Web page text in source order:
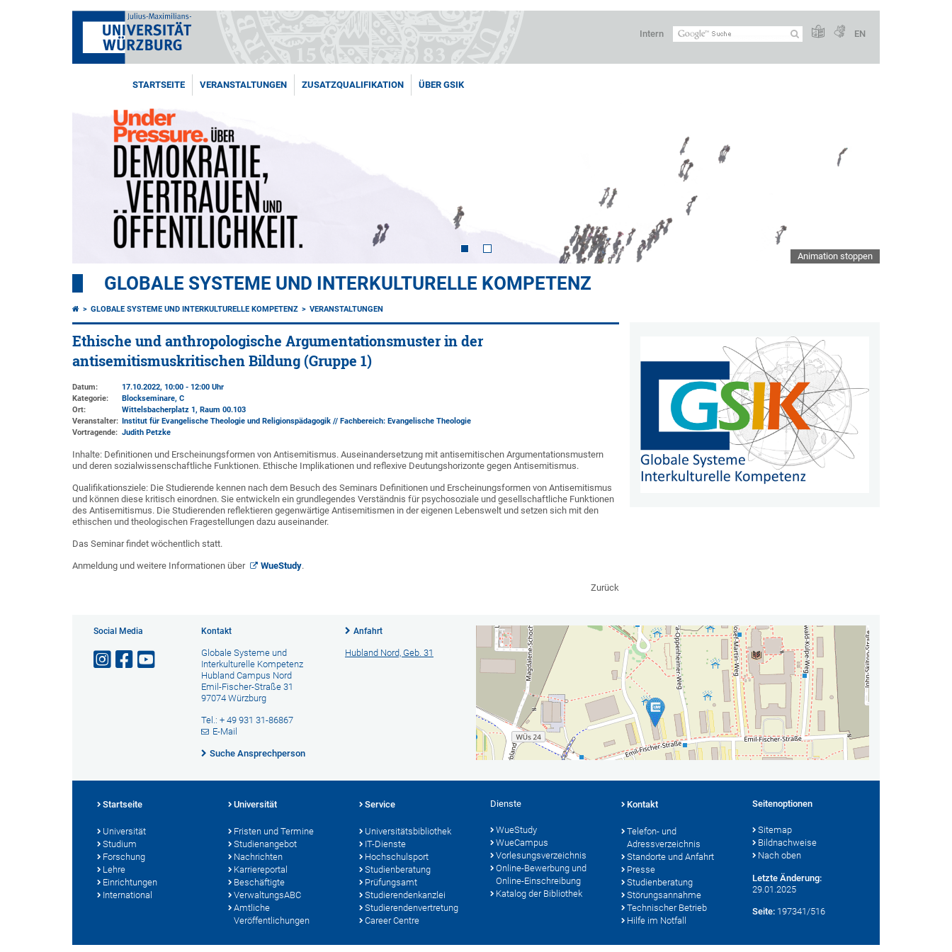
Intern EN
STARTSEITE VERANSTALTUNGEN ZUSATZQUALIFIKATION ÜBER GSIK
Animation stoppen
GLOBALE SYSTEME UND INTERKULTURELLE KOMPETENZ
GLOBALE SYSTEME UND INTERKULTURELLE KOMPETENZ VERANSTALTUNGEN
Ethische und anthropologische Argumentationsmuster in der
antisemitismuskritischen Bildung (Gruppe 1)
Datum:
17.10.2022, 10:00 - 12:00 Uhr
Kategorie:
Blockseminare, C
Ort:
Wittelsbacherplatz 1, Raum 00.103
Veranstalter: Institut für Evangelische Theologie und Religionspädagogik // Fachbereich: Evangelische Theologie
Vortragende: Judith Petzke
Inhalte: Definitionen und Erscheinungsformen von Antisemitismus. Auseinandersetzung mit antisemitischen Argumentationsmustern
und deren sozialwissenschaftliche Funktionen. Ethische Implikationen und reflexive Deutungshorizonte gegen Antisemitismus.
Qualifikationsziele: Die Studierende kennen nach dem Besuch des Seminars Definitionen und Erscheinungsformen von Antisemitismus
und können diese kritisch einordnen. Sie entwickeln ein grundlegendes Verständnis für psychosoziale und gesellschaftliche Funktionen
des Antisemitismus. Die Studierenden reflektieren gegenwärtige Antisemitismen in der eigenen Lebenswelt und setzen sich mit den
ethischen und theologischen Fragestellungen dazu auseinander.
Das Seminar findet wöchentlich statt.
Anmeldung und weitere Informationen über WueStudy.
Zurück
Social Media Kontakt
Globale Systeme und
Interkulturelle Kompetenz
Hubland Campus Nord
Emil-Fischer-Straße 31
97074 Würzburg
Tel.: + 49 931 31-86867
E-Mail
Suche Ansprechperson
Anfahrt
Hubland Nord, Geb. 31
Startseite
Universität
Studium
Forschung
Lehre
Einrichtungen
International
Universität
Fristen und Termine
Studienangebot
Nachrichten
Karriereportal
Beschäftigte
VerwaltungsABC
Amtliche
Veröffentlichungen
Service
Universitätsbibliothek
IT-Dienste
Hochschulsport
Studienberatung
Prüfungsamt
Studierendenkanzlei
Studierendenvertretung
Career Centre
Dienste
WueStudy
WueCampus
Vorlesungsverzeichnis
Online-Bewerbung und
Online-Einschreibung
Katalog der Bibliothek
Kontakt
Telefon- und
Adressverzeichnis
Standorte und Anfahrt
Presse
Studienberatung
Störungsannahme
Technischer Betrieb
Hilfe im Notfall
Seitenoptionen
Sitemap
Bildnachweise
Nach oben
Letzte Änderung:
29.01.2025
Seite: 197341/516